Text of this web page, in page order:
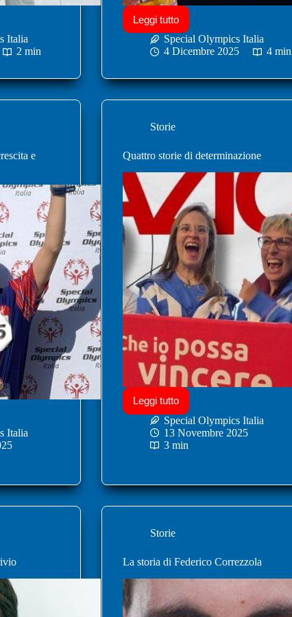
Italia
2 min
Leggi tutto
Special Olympics Italia
4 Dicembre 2025
4 min
e
Italia
Storie
Quattro storie di determinazione
Leggi tutto
Special Olympics Italia
13 Novembre 2025
3 min
Storie
La storia di Federico Correzzola